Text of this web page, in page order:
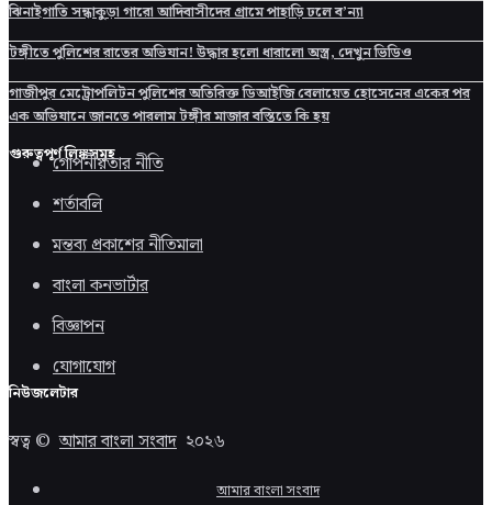
ঝিনাইগাতি সন্ধাকুড়া গারো আদিবাসীদের গ্রামে পাহাড়ি ঢলে ব’ন্যা
টঙ্গীতে পুলিশের রাতের অভিযান! উদ্ধার হলো ধারালো অস্ত্র, দেখুন ভিডিও
গাজীপুর মেট্রোপলিটন পুলিশের অতিরিক্ত ডিআইজি বেলায়েত হোসেনের একের পর
এক অভিযানে জানতে পারলাম টঙ্গীর মাজার বস্তিতে কি হয়
গুরুত্বপূর্ণ লিঙ্কসমূহ
গোপনীয়তার নীতি
শর্তাবলি
মন্তব্য প্রকাশের নীতিমালা
বাংলা কনভার্টার
বিজ্ঞাপন
যোগাযোগ
নিউজলেটার
স্বত্ব ©আমার বাংলা সংবাদ ২০২৬
আমার বাংলা সংবাদ